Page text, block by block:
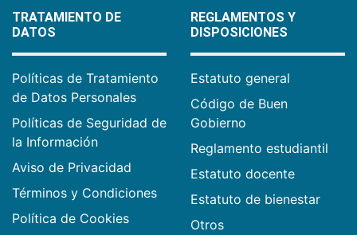
TRATAMIENTO DE
DATOS
Políticas de Tratamiento
de Datos Personales
Políticas de Seguridad de
la Información
Aviso de Privacidad
Términos y Condiciones
Política de Cookies
REGLAMENTOS Y
DISPOSICIONES
Estatuto general
Código de Buen
Gobierno
Reglamento estudiantil
Estatuto docente
Estatuto de bienestar
Otros